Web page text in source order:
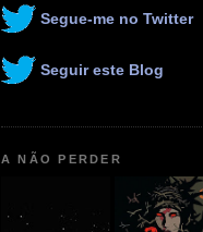
Segue-me no Twitter
Seguir este Blog
A NÃO PERDER